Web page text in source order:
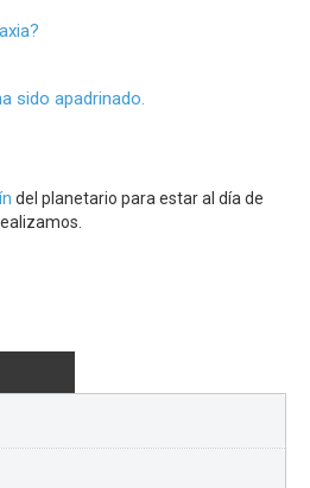
sido apadrinado.
del planetario para estar al día de